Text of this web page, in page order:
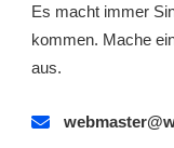
Es macht immer
kommen. Mache
aus.